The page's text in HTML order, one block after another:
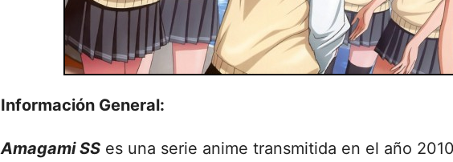
Información General:
Amagami SS es una serie anime transmitida en el año